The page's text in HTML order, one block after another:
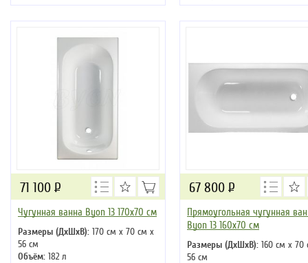
Чугунная ванна Byon 13 170х70 см
Размеры (ДхШхВ): 170 см х 70 см х
56 см
Объём: 182 л
71 100 Р
Прямоугольная чугунная
Byon 13 160х70 см
Размеры (ДхШхВ): 160 см х 70
56 см
67 800 Р